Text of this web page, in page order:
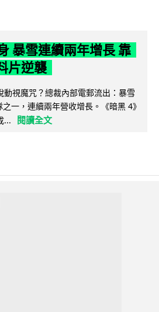
暴雪連續兩年增長 靠
片逆襲
動視魔咒？總裁內部電郵流出：暴雪
一，連續兩年營收增長。《暗黑 4》
...
閱讀全文